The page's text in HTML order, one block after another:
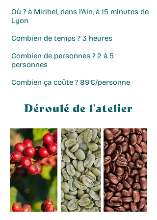
Où ? à Miribel, dans l'Ain, à 15 minutes de
Lyon
Combien de temps ? 3 heures
Combien de personnes ? 2 à 5
personnes
Combien ça coûte ? 89€/personne
Déroulé de l'atelier